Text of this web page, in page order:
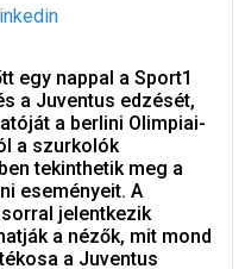
egy nappal a Sport1
a Juventus edzését,
a berlini Olimpiai-
a szurkolók
tekinthetik meg a
eseményeit. A
jelentkezik
a nézők, mit mond
a Juventus